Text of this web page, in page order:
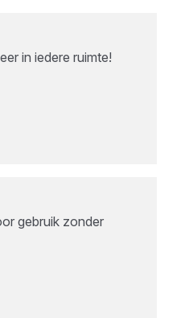
in iedere ruimte!
gebruik zonder